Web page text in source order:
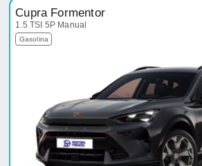
Cupra Formentor
1.5 TSI 5P Manual
Gasolina